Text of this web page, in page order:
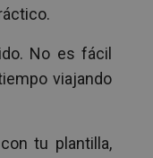
No es fácil
viajando
tu plantilla,